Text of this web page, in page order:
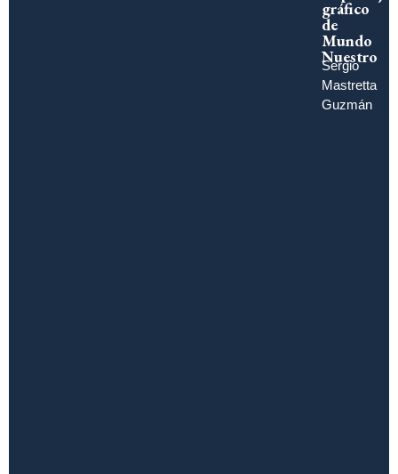
gráfico
de
Mundo
Nuestro
Sergio
Mastretta
Guzmán